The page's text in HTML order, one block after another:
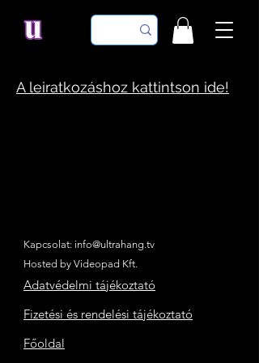
A leiratkozáshoz kattintson ide!
Kapcsolat: info@ultrahang.tv
Hosted by Videopad Kft.
Adatvédelmi tájékoztató
Fizetési és rendelési tájékoztató
Főoldal